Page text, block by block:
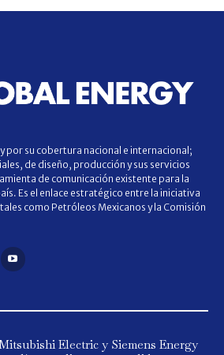
por su cobertura nacional e internacional;
de diseño, producción y sus servicios
de comunicación existente para la
Es el enlace estratégico entre la iniciativa
como Petróleos Mexicanos y la Comisión
Electric y Siemens Energy